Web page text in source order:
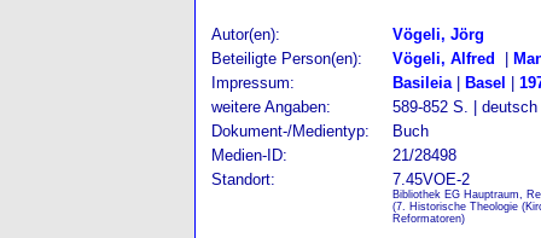
Autor(en):
Vögeli, Jörg
Beteiligte Person(en):
Vögeli, Alfred
Impressum:
Basileia Basel
weitere Angaben:
589-852 S. | deutsch
Dokument-/Medientyp:
Buch
Medien-ID:
21/28498
Standort:
7.45VOE-2
Bibliothek EG Hauptraum,
(7. Historische Theologie
Reformatoren)